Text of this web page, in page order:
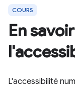
COURS
En
L'accessibilité